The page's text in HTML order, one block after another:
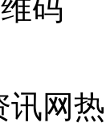
码
讯网